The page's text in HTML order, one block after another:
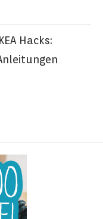
Hacks: